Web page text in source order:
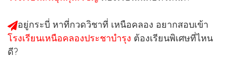
อยู่กระบี่ หาที่กวดวิชาที่ เหนือคลอง อยากสอบเข้า
โรงเรียนเหนือคลองประชาบำรุง ต้องเรียนพิเศษที่ไหน
ดี?